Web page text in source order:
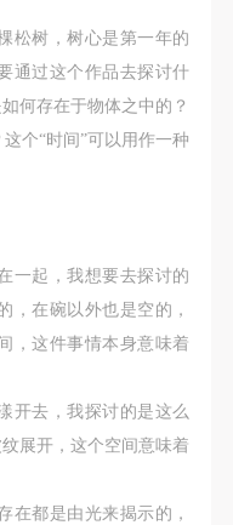
松树，树心是第一年的
通过这个作品去探讨什
何存在于物体之中的？
个“时间”可以用作一种
一起，我想要去探讨的
，在碗以外也是空的，
，这件事情本身意味着
开去，我探讨的是这么
展开，这个空间意味着
在都是由光来揭示的，